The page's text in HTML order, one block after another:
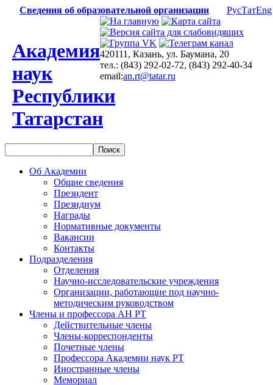
Сведения об образовательной организации РусТатEng
Академия
наук
Республики
Татарстан
420111, Казань, ул. Баумана, 20
тел.: (843) 292-02-72, (843) 292-40-34
email:an.rt@tatar.ru
Об Академии
Общие сведения
Президент
Президиум
Награды
Нормативные документы
Вакансии
Контакты
Подразделения
Отделения
Научно-исследовательские учреждения
Организации, работающие под научно-
методическим руководством
Члены и профессора АН РТ
Действительные члены
Члены-корреспонденты
Почетные члены
Профессора Академии наук РТ
Иностранные члены
Мемориал